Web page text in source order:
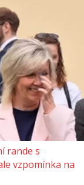
rande s
vzpomínka na